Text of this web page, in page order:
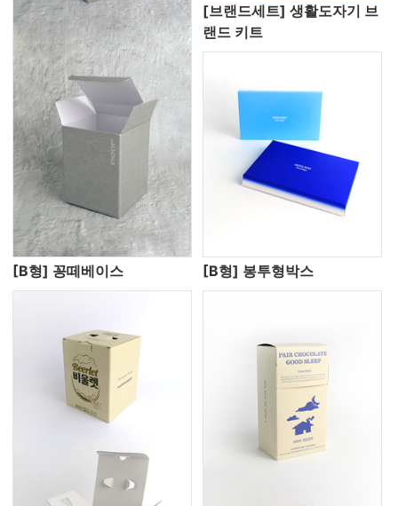
[B형] 꽁떼베이스
[브랜드세트] 생활도자기 브
랜드 키트
[B형] 봉투형박스